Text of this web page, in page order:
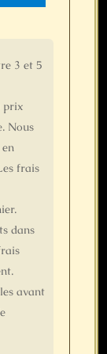
3 et 5
prix
Nous
frais
dans
avant